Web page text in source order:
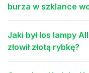
burza w szklance
Jaki był los lampy
złowił złotą rybkę?